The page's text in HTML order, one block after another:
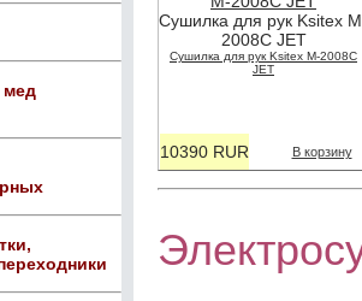
мед
Сушилка для рук Ksitex
2008C JET
Сушилка для рук Ksitex M-2008C
JET
10390 RUR В корзину